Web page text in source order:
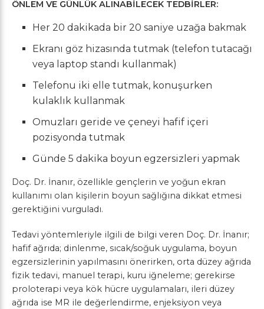
ÖNLEM VE GÜNLÜK ALINABİLECEK TEDBİRLER:
Her 20 dakikada bir 20 saniye uzağa bakmak
Ekranı göz hizasında tutmak (telefon tutacağı
veya laptop standı kullanmak)
Telefonu iki elle tutmak, konuşurken
kulaklık kullanmak
Omuzları geride ve çeneyi hafif içeri
pozisyonda tutmak
Günde 5 dakika boyun egzersizleri yapmak
Doç. Dr. İnanır, özellikle gençlerin ve yoğun ekran
kullanımı olan kişilerin boyun sağlığına dikkat etmesi
gerektiğini vurguladı.
Tedavi yöntemleriyle ilgili de bilgi veren Doç. Dr. İnanır;
hafif ağrıda; dinlenme, sıcak/soğuk uygulama, boyun
egzersizlerinin yapılmasını önerirken, orta düzey ağrıda
fizik tedavi, manuel terapi, kuru iğneleme; gerekirse
proloterapi veya kök hücre uygulamaları, ileri düzey
ağrıda ise MR ile değerlendirme, enjeksiyon veya